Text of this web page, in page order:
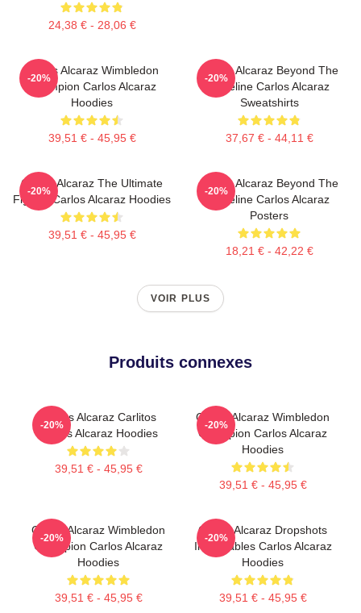
24,38 € - 28,06 €
Carlos Alcaraz Wimbledon
Champion Carlos Alcaraz
Hoodies
39,51 € - 45,95 €
-20%
Carlos Alcaraz Beyond The
Baseline Carlos Alcaraz
Sweatshirts
37,67 € - 44,11 €
-20%
Carlos Alcaraz The Ultimate
Fighter Carlos Alcaraz Hoodies
39,51 € - 45,95 €
-20%
Carlos Alcaraz Beyond The
Baseline Carlos Alcaraz
Posters
18,21 € - 42,22 €
-20%
VOIR PLUS
Produits connexes
Carlos Alcaraz Carlitos
Carlos Alcaraz Hoodies
39,51 € - 45,95 €
-20%
Carlos Alcaraz Wimbledon
Champion Carlos Alcaraz
Hoodies
39,51 € - 45,95 €
-20%
Carlos Alcaraz Wimbledon
Champion Carlos Alcaraz
Hoodies
39,51 € - 45,95 €
-20%
Carlos Alcaraz Dropshots
Inoubliables Carlos Alcaraz
Hoodies
39,51 € - 45,95 €
-20%